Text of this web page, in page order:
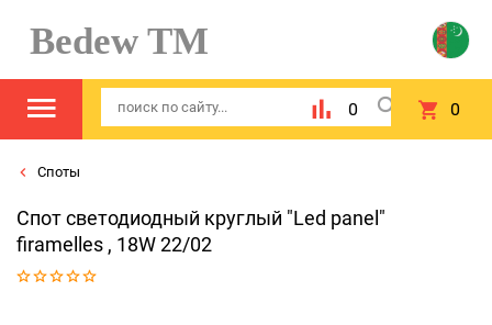
Bedew TM
0 0
Споты
Спот светодиодный круглый "Led panel"
firamelles , 18W 22/02